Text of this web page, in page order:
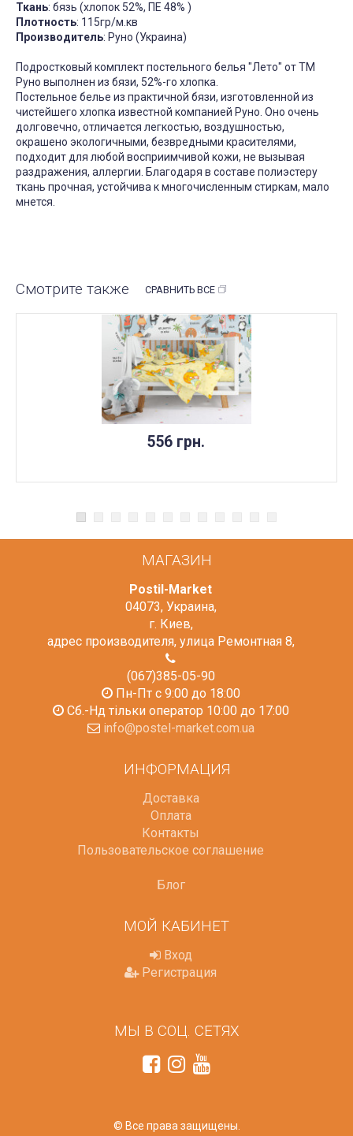
Ткань: бязь (хлопок 52%, ПЕ 48% )
Плотность: 115гр/м.кв
Производитель: Руно (Украина)
Подростковый комплект постельного белья "Лето" от ТМ
Руно выполнен из бязи, 52%-го хлопка.
Постельное белье из практичной бязи, изготовленной из
чистейшего хлопка известной компанией Руно. Оно очень
долговечно, отличается легкостью, воздушностью,
окрашено экологичными, безвредными красителями,
подходит для любой восприимчивой кожи, не вызывая
раздражения, аллергии. Благодаря в составе полиэстеру
ткань прочная, устойчива к многочисленным стиркам, мало
мнется.
Смотрите также СРАВНИТЬ ВСЕ
556 грн.
МАГАЗИН
Postil-Market
04073, Украина,
г. Киев,
адрес производителя, улица Ремонтная 8,
(067)385-05-90
Пн-Пт с 9:00 до 18:00
Сб.-Нд тільки оператор 10:00 до 17:00
info@postel-market.com.ua
ИНФОРМАЦИЯ
Доставка
Оплата
Контакты
Пользовательское соглашение
Блог
МОЙ КАБИНЕТ
Вход
Регистрация
МЫ В СОЦ. СЕТЯХ
© Все права защищены.